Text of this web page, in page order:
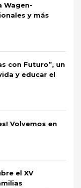
Wagen-
y más
con Futuro”, un
y educar el
Volvemos en
el XV